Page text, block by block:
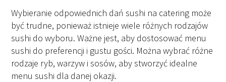
Wybieranie odpowiednich dań sushi na catering może
być trudne, ponieważ istnieje wiele różnych rodzajów
sushi do wyboru. Ważne jest, aby dostosować menu
sushi do preferencji i gustu gości. Można wybrać różne
rodzaje ryb, warzyw i sosów, aby stworzyć idealne
menu sushi dla danej okazji.